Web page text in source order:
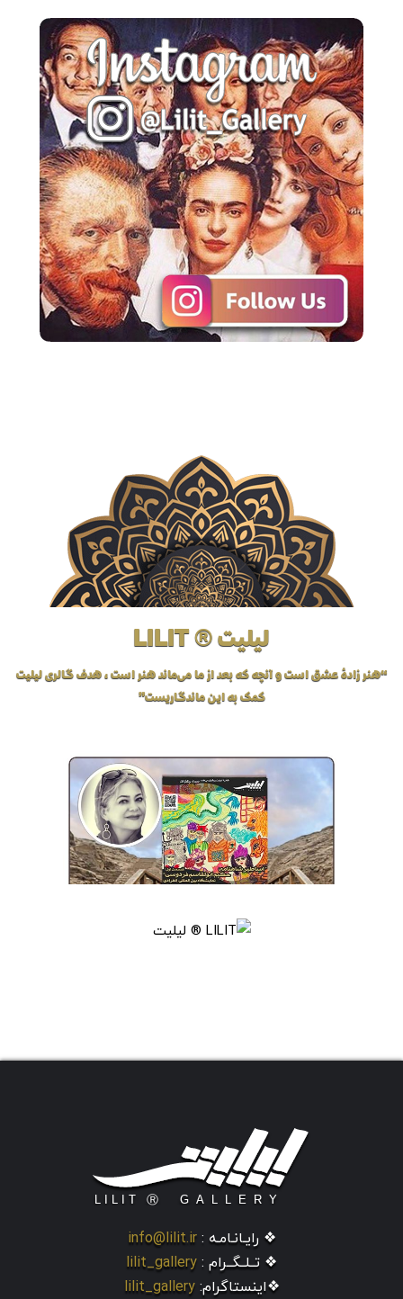
لیلیت ® LILIT
“هنر زادهٔ عشق است و آنچه که بعد از ما می‌ماند هنر است، هدف گالری لیلیت
کمک به این ماندگاریست”
❖ رایـانـامـه : info@lilit.ir
❖ تــلــگــرام : lilit_gallery
❖اینستاگرام: lilit_gallery